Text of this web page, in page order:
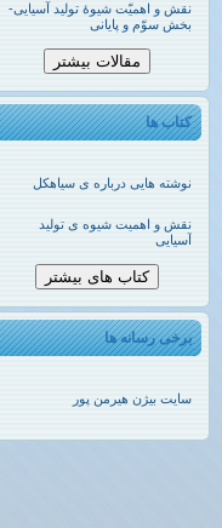
نقش و اهمیّت شیوۀ تولید آسیایی-
بخش سوّم و پایانی
مقالات بیشتر
کتاب ها
نوشته هایی درباره ی سیاهکل
نقش و اهمیت شیوه ی تولید
آسیایی
کتاب های بیشتر
برخی رسانه ها
سایت بیژن هیرمن پور